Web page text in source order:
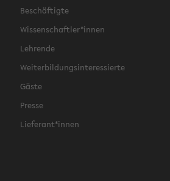
Beschäftigte
Wissenschaftler*innen
Lehrende
Weiterbildungsinteressierte
Gäste
Presse
Lieferant*innen